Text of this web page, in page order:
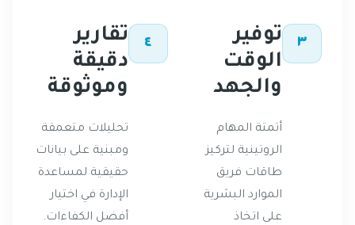
٣
توفير
الوقت
والجهد
أتمتة المهام
الروتينية لتركيز
طاقات فريق
الموارد البشرية
على اتخاذ
٤
تقارير
دقيقة
وموثوقة
تحليلات متعمقة
ومبنية على بيانات
حقيقية لمساعدة
الإدارة في اختيار
أفضل الكفاءات.